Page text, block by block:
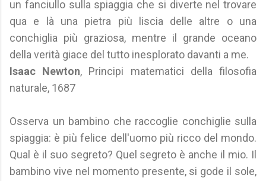
un fanciullo sulla spiaggia che si diverte nel trovare
qua e là una pietra più liscia delle altre o una
conchiglia più graziosa, mentre il grande oceano
della verità giace del tutto inesplorato davanti a me.
Isaac Newton, Principi matematici della filosofia
naturale, 1687
Osserva un bambino che raccoglie conchiglie sulla
spiaggia: è più felice dell'uomo più ricco del mondo.
Qual è il suo segreto? Quel segreto è anche il mio. Il
bambino vive nel momento presente, si gode il sole,